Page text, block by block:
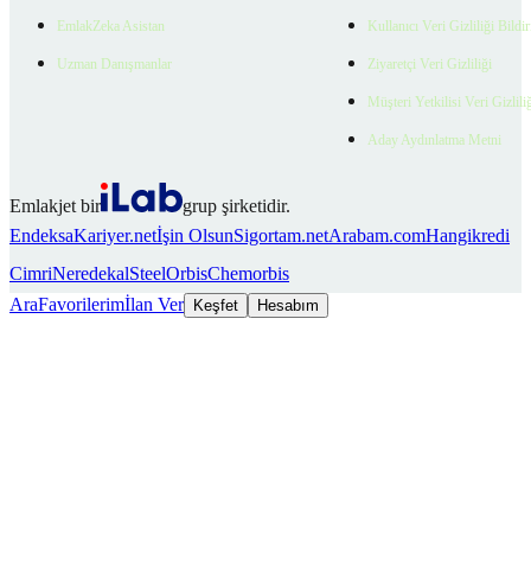
EmlakZeka Asistan
Uzman Danışmanlar
Kullanıcı Veri Gizliliği
Ziyaretçi Veri Gizliliği
Müşteri Yetkilisi Veri
Aday Aydınlatma Metni
Emlakjet bir
grup şirketidir.
EndeksaKariyer.netİşin OlsunSigortam.netArabam.comHangikredi
CimriNeredekalSteelOrbisChemorbis
AraFavorilerimİlan Ver Keşfet Hesabım